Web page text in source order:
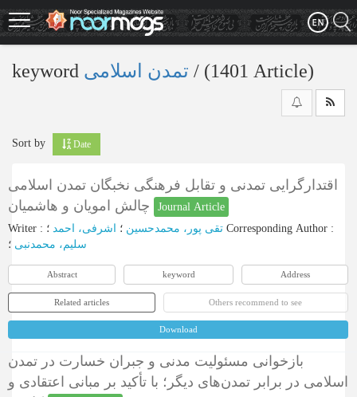
Skip
to
main
keyword ‎/ (1401 Article)
Sort by Date
اقتدارگرایی تمدنی و تقابل فرهنگی نخبگان تمدن اسلامی
Journal Article
Writer : تقی پور، محمدحسین ؛ اشرفی، احمد Corresponding Author :
سلیم، محمدنبی ؛
Abstract keyword Address
Related articles Others recommend to see
Download
بازخوانی مسئولیت مدنی و جبران خسارت در تمدن
اسلامی در برابر تمدن‌های دیگر؛ با تأکید بر مبانی اعتقادی و